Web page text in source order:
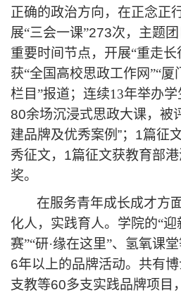
正确的政治方向，在正念正
展“三会一课”273次，主题团
重要时间节点， 开展“重走长
获“全国高校思政工作网”“
栏目”报道；连续13年举办
80余场沉浸式思政大课，被
建品牌及优秀案例”；1篇征
秀征文，1篇征文获教育部
奖。
在服务青年成长成才方
化人，实践育人。学院的“
赛”“研·缘在这里”、氢氧课
6年以上的品牌活动。共有
支教等60多支实践品牌项目